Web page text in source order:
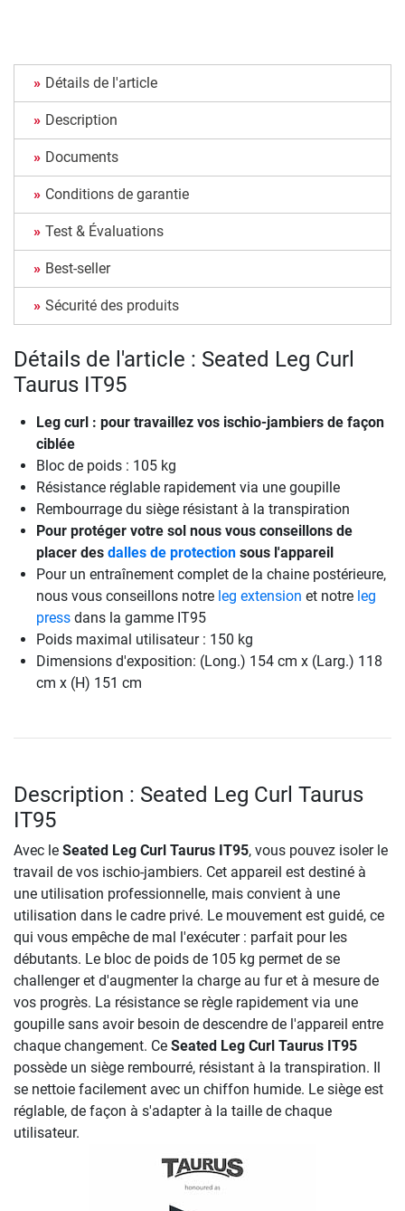
Détails de l'article
Description
Documents
Conditions de garantie
Test & Évaluations
Best-seller
Sécurité des produits
Détails de l'article : Seated Leg Curl
Taurus IT95
Leg curl : pour travaillez vos ischio-jambiers de façon
ciblée
Bloc de poids : 105 kg
Résistance réglable rapidement via une goupille
Rembourrage du siège résistant à la transpiration
Pour protéger votre sol nous vous conseillons de
placer des dalles de protection sous l'appareil
Pour un entraînement complet de la chaine postérieure,
nous vous conseillons notre leg extension et notre leg
press dans la gamme IT95
Poids maximal utilisateur : 150 kg
Dimensions d'exposition: (Long.) 154 cm x (Larg.) 118
cm x (H) 151 cm
Description : Seated Leg Curl Taurus
IT95
Avec le Seated Leg Curl Taurus IT95, vous pouvez isoler le
travail de vos ischio-jambiers. Cet appareil est destiné à
une utilisation professionnelle, mais convient à une
utilisation dans le cadre privé. Le mouvement est guidé, ce
qui vous empêche de mal l'exécuter : parfait pour les
débutants. Le bloc de poids de 105 kg permet de se
challenger et d'augmenter la charge au fur et à mesure de
vos progrès. La résistance se règle rapidement via une
goupille sans avoir besoin de descendre de l'appareil entre
chaque changement. Ce Seated Leg Curl Taurus IT95
possède un siège rembourré, résistant à la transpiration. Il
se nettoie facilement avec un chiffon humide. Le siège est
réglable, de façon à s'adapter à la taille de chaque
utilisateur.